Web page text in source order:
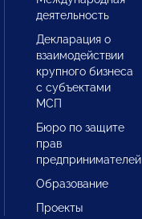
деятельность
Декларация о
взаимодействии
крупного бизнеса
с субъектами
МСП
Бюро по защите
прав
предпринимателей
Образование
Проекты